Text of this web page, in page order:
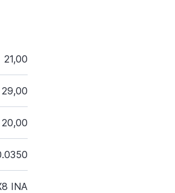
21,00
29,00
20,00
INA